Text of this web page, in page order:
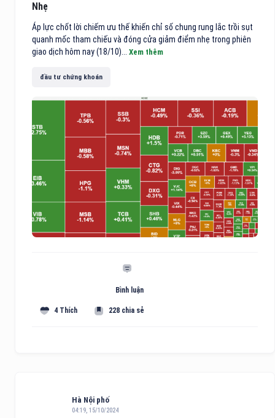
Nhẹ
Áp lực chốt lời chiếm ưu thế khiến chỉ số chung rung lắc trồi sụt
quanh mốc tham chiếu và đóng cửa giảm điểm nhẹ trong phiên
giao dịch hôm nay (18/10)... Xem thêm
đầu tư chứng khoán
Bình luận
4 Thích 228 chia sẻ
Hà Nội phố
04:19, 15/10/2024